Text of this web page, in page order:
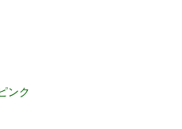
ンク